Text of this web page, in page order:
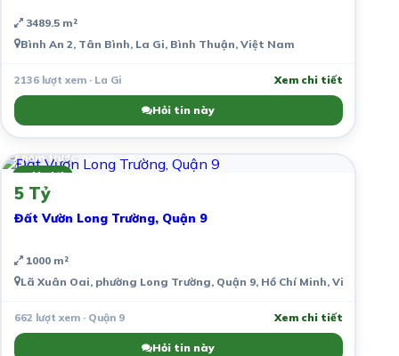
3489.5 m²
Bình An 2, Tân Bình, La Gi, Bình Thuận, Việt Nam
2136 lượt xem · La Gi Xem chi tiết
Hỏi tin này
Môi giới
7 năm trước
5 Tỷ
Đất Vườn Long Trường, Quận 9
1000 m²
Lã Xuân Oai, phường Long Trường, Quận 9, Hồ Chí Minh, Việt Nam
662 lượt xem · Quận 9 Xem chi tiết
Hỏi tin này